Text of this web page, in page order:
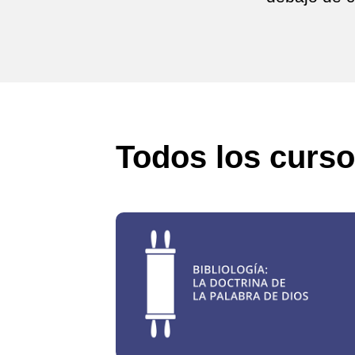
Todos los